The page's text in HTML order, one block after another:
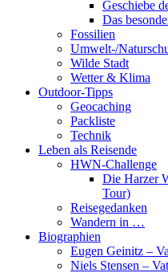
Geschiebe
Das
Fossilien
Umwelt-/
Wilde Stadt
Wetter & Klima
Outdoor-Tipps
Geocaching
Packliste
Technik
Leben als Reisende
HWN-Challenge
Die Harzer
Tour)
Reisegedanken
Wandern in …
Biographien
Eugen Geinitz –
Niels Stensen –